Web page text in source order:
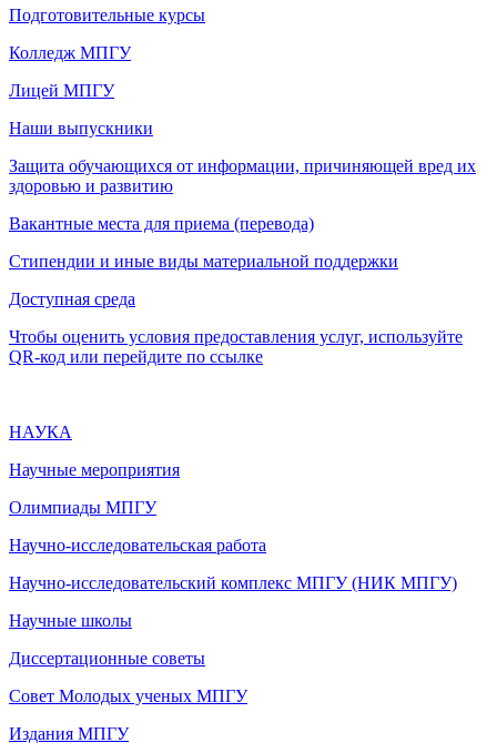
Подготовительные курсы
Колледж МПГУ
Лицей МПГУ
Наши выпускники
Защита обучающихся от информации, причиняющей вред их
здоровью и развитию
Вакантные места для приема (перевода)
Стипендии и иные виды материальной поддержки
Доступная среда
Чтобы оценить условия предоставления услуг, используйте
QR-код или перейдите по ссылке
НАУКА
Научные мероприятия
Олимпиады МПГУ
Научно-исследовательская работа
Научно-исследовательский комплекс МПГУ (НИК МПГУ)
Научные школы
Диссертационные советы
Совет Молодых ученых МПГУ
Издания МПГУ